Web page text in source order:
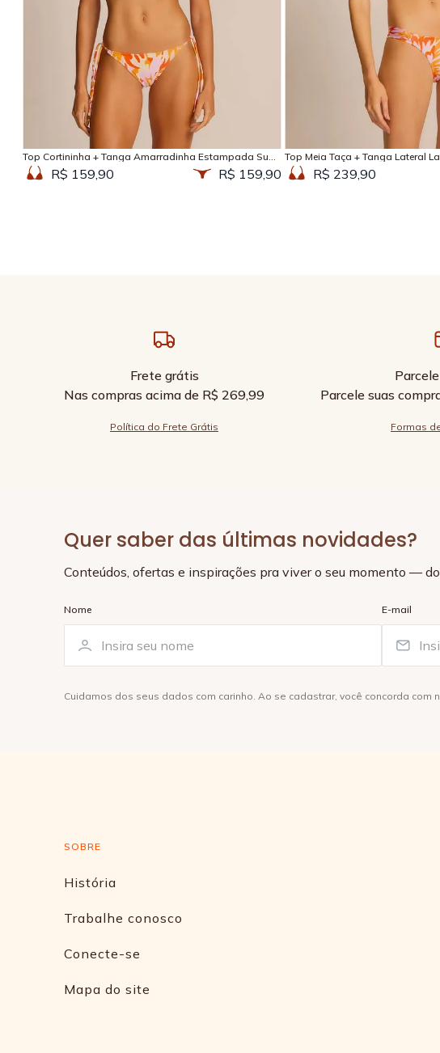
Adicionar na sacola
Top Cortininha + Tanga Amarradinha Estampada Sun
Kissed R$ 159,90 R$ 159,90
Adicionar na
Top Meia Taça + Tanga Lateral
Kissed R$ 239,90
Frete grátis
Nas compras acima de R$ 269,99
Política do Frete Grátis
Parcele suas
Formas
Quer saber das últimas novidades?
Conteúdos, ofertas e inspirações pra viver o seu momento —
Nome E-mail
Cuidamos dos seus dados com carinho. Ao se cadastrar, você concorda com
SOBRE
História
Trabalhe conosco
Conecte-se
Mapa do site